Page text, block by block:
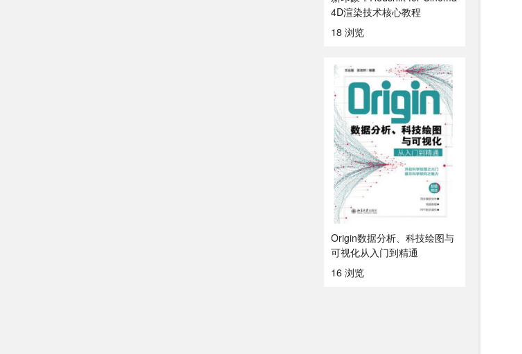
4D渲染技术核心教程
18 浏览
Origin数据分析、科技绘图与
可视化从入门到精通
16 浏览